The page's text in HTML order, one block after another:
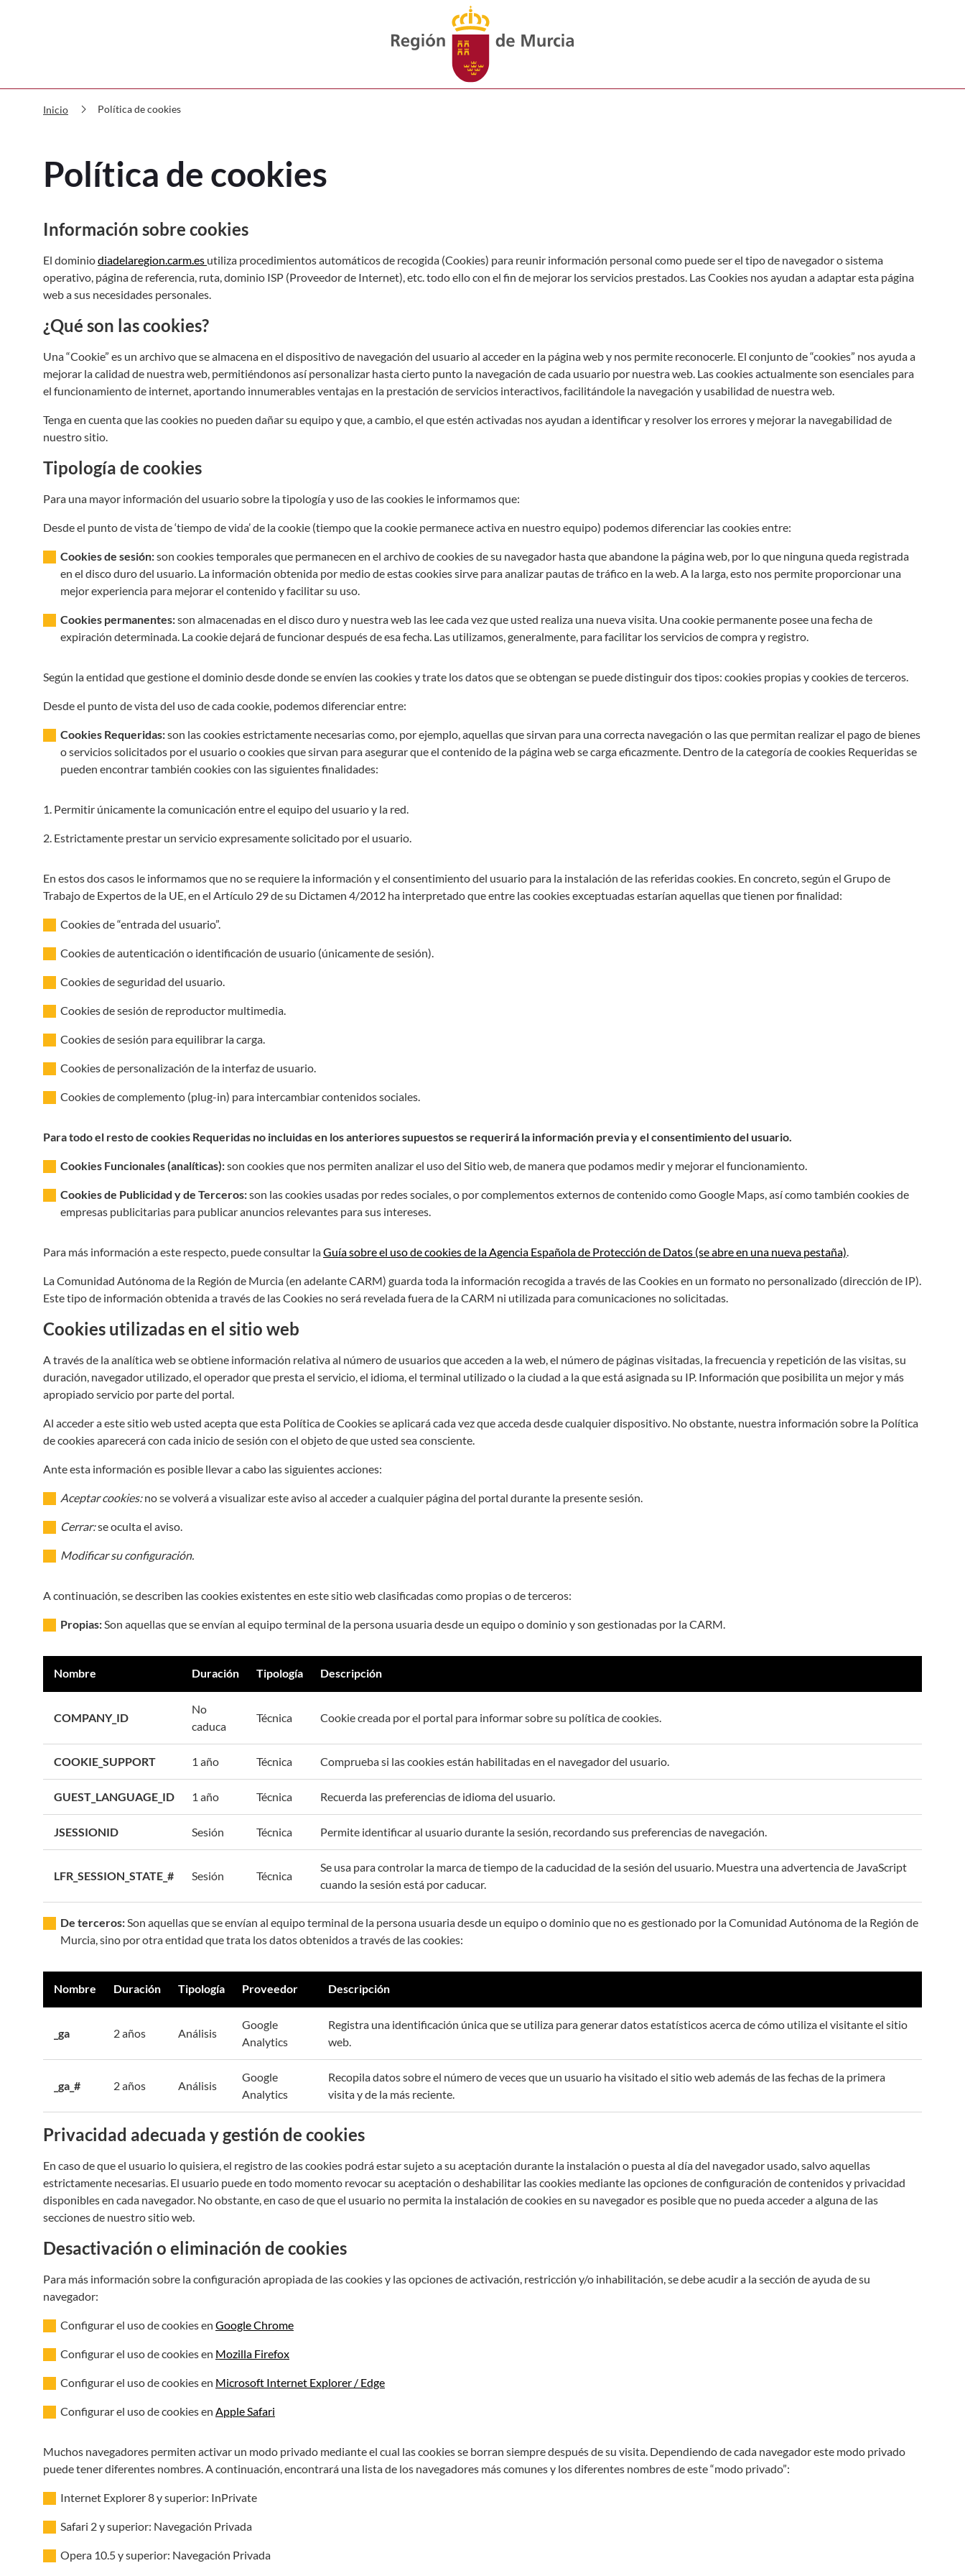
Día de la Región Política de cookies
Inicio chevron_right Política de cookies
Política de cookies
Información sobre cookies
El dominiodiadelaregion.carm.es utiliza procedimientos automáticos de recogida (Cookies) para reunir información personal como puede ser el tipo de navegador o sistema
operativo, página de referencia, ruta, dominio ISP (Proveedor de Internet), etc. todo ello con el fin de mejorar los servicios prestados. Las Cookies nos ayudan a adaptar esta página
web a sus necesidades personales.
¿Qué son las cookies?
Una “Cookie” es un archivo que se almacena en el dispositivo de navegación del usuario al acceder en la página web y nos permite reconocerle. El conjunto de “cookies” nos ayuda a
mejorar la calidad de nuestra web, permitiéndonos así personalizar hasta cierto punto la navegación de cada usuario por nuestra web. Las cookies actualmente son esenciales para
el funcionamiento de internet, aportando innumerables ventajas en la prestación de servicios interactivos, facilitándole la navegación y usabilidad de nuestra web.
Tenga en cuenta que las cookies no pueden dañar su equipo y que, a cambio, el que estén activadas nos ayudan a identificar y resolver los errores y mejorar la navegabilidad de
nuestro sitio.
Tipología de cookies
Para una mayor información del usuario sobre la tipología y uso de las cookies le informamos que:
Desde el punto de vista de ‘tiempo de vida’ de la cookie (tiempo que la cookie permanece activa en nuestro equipo) podemos diferenciar las cookies entre:
Cookies de sesión:son cookies temporales que permanecen en el archivo de cookies de su navegador hasta que abandone la página web, por lo que ninguna queda registrada
en el disco duro del usuario. La información obtenida por medio de estas cookies sirve para analizar pautas de tráfico en la web. A la larga, esto nos permite proporcionar una
mejor experiencia para mejorar el contenido y facilitar su uso.
Cookies permanentes:son almacenadas en el disco duro y nuestra web las lee cada vez que usted realiza una nueva visita. Una cookie permanente posee una fecha de
expiración determinada. La cookie dejará de funcionar después de esa fecha. Las utilizamos, generalmente, para facilitar los servicios de compra y registro.
Según la entidad que gestione el dominio desde donde se envíen las cookies y trate los datos que se obtengan se puede distinguir dos tipos: cookies propias y cookies de terceros.
Desde el punto de vista del uso de cada cookie, podemos diferenciar entre:
Cookies Requeridas:son las cookies estrictamente necesarias como, por ejemplo, aquellas que sirvan para una correcta navegación o las que permitan realizar el pago de bienes
o servicios solicitados por el usuario o cookies que sirvan para asegurar que el contenido de la página web se carga eficazmente. Dentro de la categoría de cookies Requeridas se
pueden encontrar también cookies con las siguientes finalidades:
Permitir únicamente la comunicación entre el equipo del usuario y la red.
Estrictamente prestar un servicio expresamente solicitado por el usuario.
En estos dos casos le informamos que no se requiere la información y el consentimiento del usuario para la instalación de las referidas cookies. En concreto, según el Grupo de
Trabajo de Expertos de la UE, en el Artículo 29 de su Dictamen 4/2012 ha interpretado que entre las cookies exceptuadas estarían aquellas que tienen por finalidad:
Cookies de “entrada del usuario”.
Cookies de autenticación o identificación de usuario (únicamente de sesión).
Cookies de seguridad del usuario.
Cookies de sesión de reproductor multimedia.
Cookies de sesión para equilibrar la carga.
Cookies de personalización de la interfaz de usuario.
Cookies de complemento (plug-in) para intercambiar contenidos sociales.
Para todo el resto de cookies Requeridas no incluidas en los anteriores supuestos se requerirá la información previa y el consentimiento del usuario.
Cookies Funcionales (analíticas):son cookies que nos permiten analizar el uso del Sitio web, de manera que podamos medir y mejorar el funcionamiento.
Cookies de Publicidad y de Terceros:son las cookies usadas por redes sociales, o por complementos externos de contenido como Google Maps, así como también cookies de
empresas publicitarias para publicar anuncios relevantes para sus intereses.
Para más información a este respecto, puede consultar laGuía sobre el uso de cookies de la Agencia Española de Protección de Datos (se abre en una nueva pestaña).
La Comunidad Autónoma de la Región de Murcia (en adelante CARM) guarda toda la información recogida a través de las Cookies en un formato no personalizado (dirección de IP).
Este tipo de información obtenida a través de las Cookies no será revelada fuera de la CARM ni utilizada para comunicaciones no solicitadas.
Cookies utilizadas en el sitio web
A través de la analítica web se obtiene información relativa al número de usuarios que acceden a la web, el número de páginas visitadas, la frecuencia y repetición de las visitas, su
duración, navegador utilizado, el operador que presta el servicio, el idioma, el terminal utilizado o la ciudad a la que está asignada su IP. Información que posibilita un mejor y más
apropiado servicio por parte del portal.
Al acceder a este sitio web usted acepta que esta Política de Cookies se aplicará cada vez que acceda desde cualquier dispositivo. No obstante, nuestra información sobre la Política
de cookies aparecerá con cada inicio de sesión con el objeto de que usted sea consciente.
Ante esta información es posible llevar a cabo las siguientes acciones:
Aceptar cookies:no se volverá a visualizar este aviso al acceder a cualquier página del portal durante la presente sesión.
Cerrar:se oculta el aviso.
Modificar su configuración.
A continuación, se describen las cookies existentes en este sitio web clasificadas como propias o de terceros:
Propias:Son aquellas que se envían al equipo terminal de la persona usuaria desde un equipo o dominio y son gestionadas por la CARM.
Nombre Duración Tipología Descripción
COMPANY_ID
No
caduca
Técnica Cookie creada por el portal para informar sobre su política de cookies.
COOKIE_SUPPORT 1 año Técnica Comprueba si las cookies están habilitadas en el navegador del usuario.
GUEST_LANGUAGE_ID 1 año Técnica Recuerda las preferencias de idioma del usuario.
JSESSIONID Sesión Técnica Permite identificar al usuario durante la sesión, recordando sus preferencias de navegación.
LFR_SESSION_STATE_# Sesión Técnica
Se usa para controlar la marca de tiempo de la caducidad de la sesión del usuario. Muestra una advertencia de JavaScript
cuando la sesión está por caducar.
De terceros:Son aquellas que se envían al equipo terminal de la persona usuaria desde un equipo o dominio que no es gestionado por la Comunidad Autónoma de la Región de
Murcia, sino por otra entidad que trata los datos obtenidos a través de las cookies:
Nombre Duración Tipología Proveedor Descripción
_ga 2 años Análisis
Google
Analytics
Registra una identificación única que se utiliza para generar datos estatísticos acerca de cómo utiliza el visitante el sitio
web.
_ga_# 2 años Análisis
Google
Analytics
Recopila datos sobre el número de veces que un usuario ha visitado el sitio web además de las fechas de la primera
visita y de la más reciente.
Privacidad adecuada y gestión de cookies
En caso de que el usuario lo quisiera, el registro de las cookies podrá estar sujeto a su aceptación durante la instalación o puesta al día del navegador usado, salvo aquellas
estrictamente necesarias. El usuario puede en todo momento revocar su aceptación o deshabilitar las cookies mediante las opciones de configuración de contenidos y privacidad
disponibles en cada navegador. No obstante, en caso de que el usuario no permita la instalación de cookies en su navegador es posible que no pueda acceder a alguna de las
secciones de nuestro sitio web.
Desactivación o eliminación de cookies
Para más información sobre la configuración apropiada de las cookies y las opciones de activación, restricción y/o inhabilitación, se debe acudir a la sección de ayuda de su
navegador:
Configurar el uso de cookies en Google Chrome
Configurar el uso de cookies en Mozilla Firefox
Configurar el uso de cookies en Microsoft Internet Explorer / Edge
Configurar el uso de cookies en Apple Safari
Muchos navegadores permiten activar un modo privado mediante el cual las cookies se borran siempre después de su visita. Dependiendo de cada navegador este modo privado
puede tener diferentes nombres. A continuación, encontrará una lista de los navegadores más comunes y los diferentes nombres de este “modo privado”:
Internet Explorer 8 y superior: InPrivate
Safari 2 y superior: Navegación Privada
Opera 10.5 y superior: Navegación Privada